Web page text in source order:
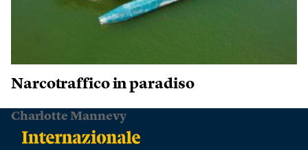
Narcotraffico in paradiso
Charlotte Mannevy